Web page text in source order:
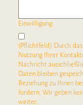
Einwilligung:
(Pflichtfeld) Durch
Nutzung Ihrer
Nachricht
Daten bleiben
Beziehung zu Ihnen
fordern. Wir geben
weiter.